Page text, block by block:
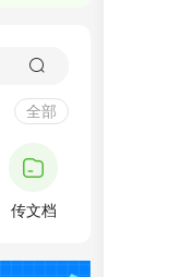
全部
传文档